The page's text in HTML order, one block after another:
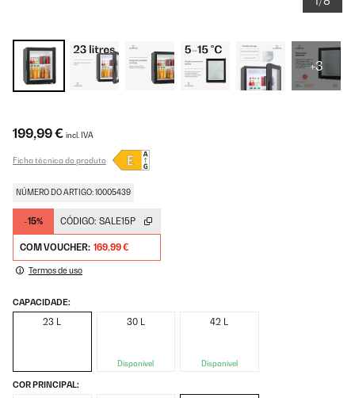
+3
199,99 € incl. IVA
Ficha técnica do produto
NÚMERO DO ARTIGO: 10005439
-15% CÓDIGO: SALE15P
COM VOUCHER: 169,99 €
Termos de uso
CAPACIDADE:
23 L 30 L
Disponível
42 L
Disponível
COR PRINCIPAL: